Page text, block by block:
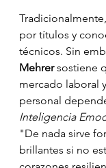
por títulos y
técnicos. Sin
Mehrer sostiene
mercado laboral
personal
Inteligencia
"De nada sirve
brillantes si no